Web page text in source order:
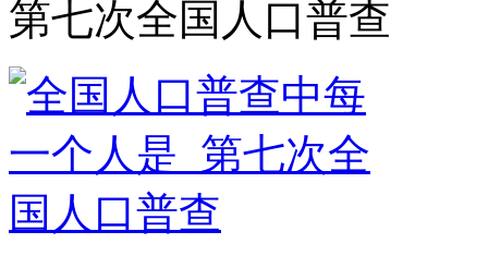
第七次全国人口普查